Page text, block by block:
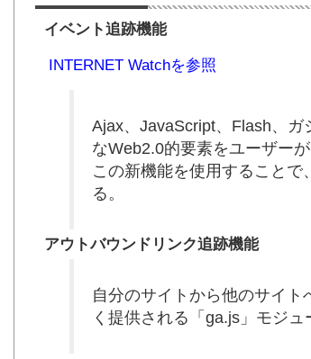
イベント追跡機能
INTERNET Watchを参照
Ajax、JavaScript、Flash、ガ
なWeb2.0的要素をユーザー
この新機能を使用することで
る。
アウトバウンドリンク追跡機能
自分のサイトから他のサイ
く提供される「ga.js」モジュ